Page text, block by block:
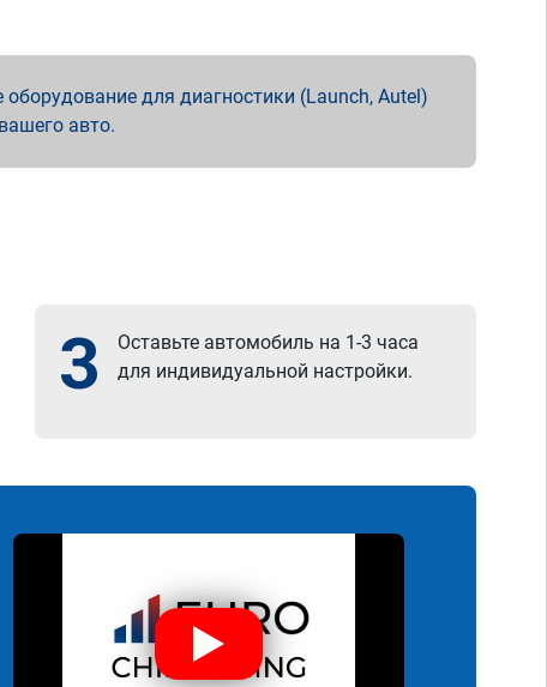
для диагностики (Launch, Autel)
авто.
3
Оставьте автомобиль на 1-3 часа
для индивидуальной настройки.